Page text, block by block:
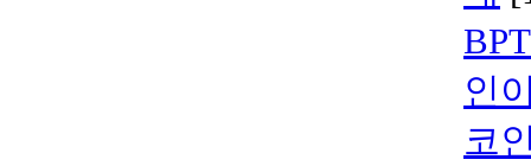
인
코